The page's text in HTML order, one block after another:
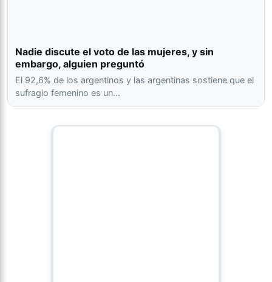
Nadie discute el voto de las mujeres, y sin
embargo, alguien preguntó
El 92,6% de los argentinos y las argentinas sostiene que el
sufragio femenino es un…